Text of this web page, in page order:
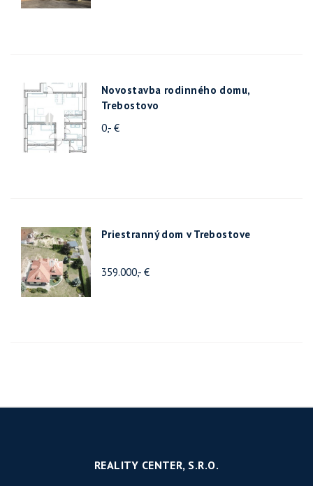
Novostavba rodinného domu,
Trebostovo
0,- €
Priestranný dom v Trebostove
359.000,- €
REALITY CENTER, S.R.O.